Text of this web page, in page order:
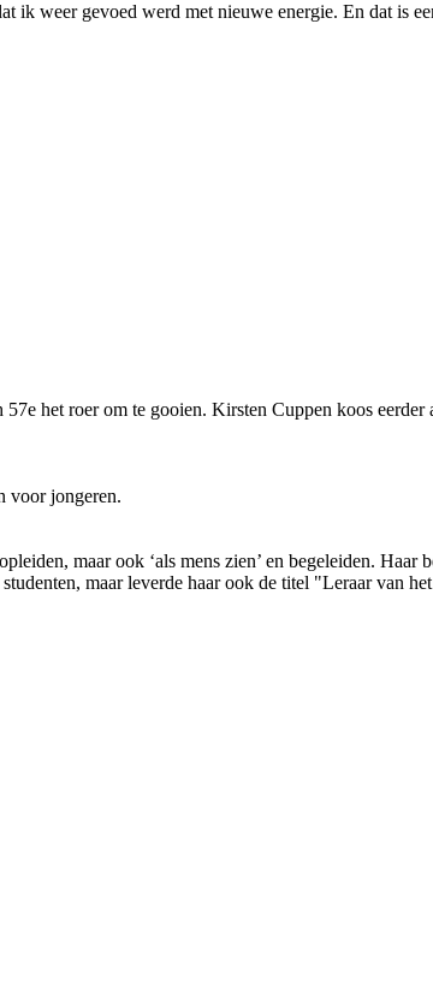
ik weer gevoed werd met nieuwe energie. En dat is
het roer om te gooien. Kirsten Cuppen koos eerder
voor jongeren.
maar ook ‘als mens zien’ en begeleiden. Haar
maar leverde haar ook de titel "Leraar van